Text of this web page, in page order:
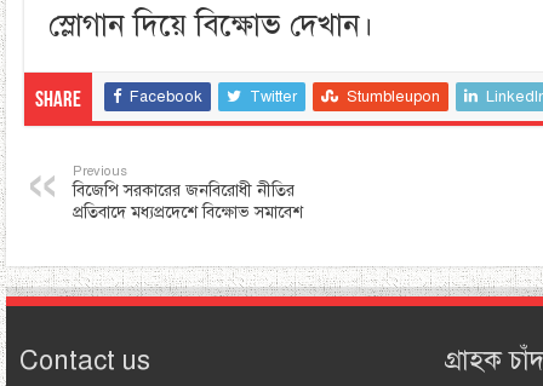
স্লোগান দিয়ে বিক্ষোভ দেখান।
Share Facebook Twitter Stumbleupon
Previous
বিজেপি সরকারের জনবিরোধী নীতির
প্রতিবাদে মধ্যপ্রদেশে বিক্ষোভ সমাবেশ
Contact us গ্রাহক